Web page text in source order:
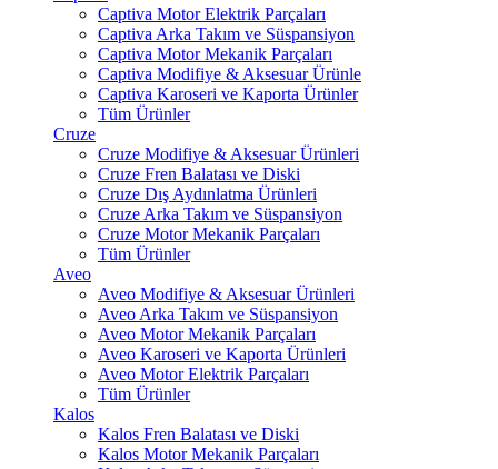
Captiva Motor Elektrik Parçaları
Captiva Arka Takım ve Süspansiyon
Captiva Motor Mekanik Parçaları
Captiva Modifiye & Aksesuar Ürünle
Captiva Karoseri ve Kaporta Ürünler
Tüm Ürünler
Cruze
Cruze Modifiye & Aksesuar Ürünleri
Cruze Fren Balatası ve Diski
Cruze Dış Aydınlatma Ürünleri
Cruze Arka Takım ve Süspansiyon
Cruze Motor Mekanik Parçaları
Tüm Ürünler
Aveo
Aveo Modifiye & Aksesuar Ürünleri
Aveo Arka Takım ve Süspansiyon
Aveo Motor Mekanik Parçaları
Aveo Karoseri ve Kaporta Ürünleri
Aveo Motor Elektrik Parçaları
Tüm Ürünler
Kalos
Kalos Fren Balatası ve Diski
Kalos Motor Mekanik Parçaları